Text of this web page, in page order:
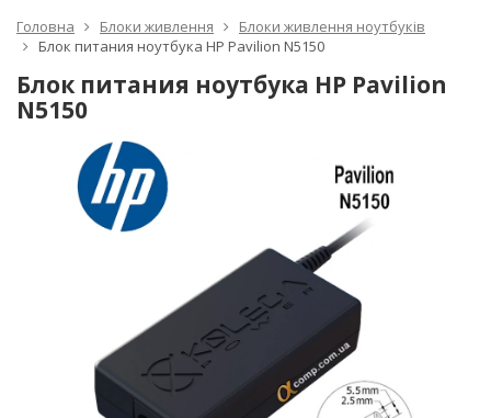
Головна Блоки живлення
Блоки живлення ноутбуків
Блок питания ноутбука HP Pavilion N5150
Блок питания ноутбука HP Pavilion
N5150